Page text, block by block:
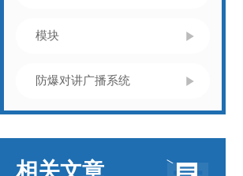
模块
防爆对讲广播系统
相关文章